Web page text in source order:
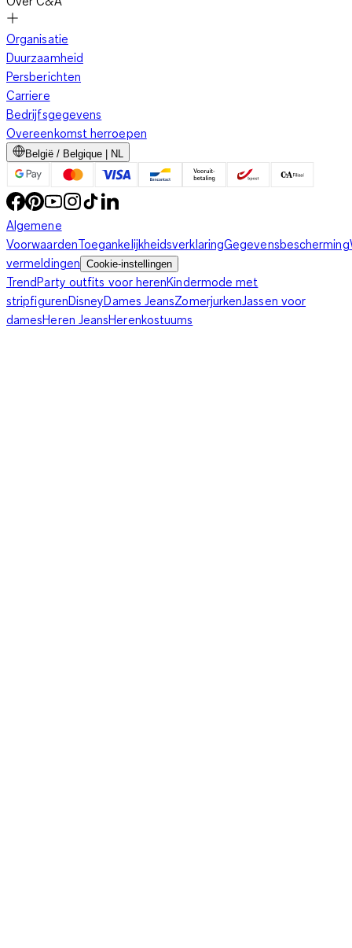
Organisatie
Duurzaamheid
Persberichten
Carriere
Bedrijfsgegevens
Overeenkomst herroepen
België / Belgique | NL
Algemene
VoorwaardenToegankelijkheidsverklaringGegevensbescherming
vermeldingen Cookie-instellingen
TrendParty outfits voor herenKindermode met
stripfigurenDisneyDames JeansZomerjurken Jassen voor
damesHeren JeansHerenkostuums